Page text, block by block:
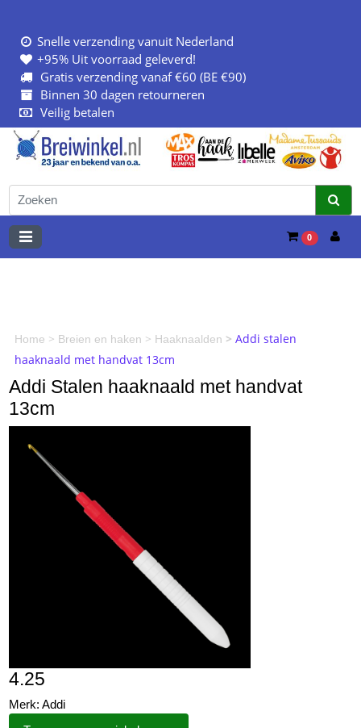
Snelle verzending vanuit Nederland
+95% Uit voorraad geleverd!
Gratis verzending vanaf €60 (BE €90)
Binnen 30 dagen retourneren
Veilig betalen
0
Home > Breien en haken > Haaknaalden > Addi stalen
haaknaald met handvat 13cm
Addi Stalen haaknaald met handvat
13cm
4.25
Merk: Addi